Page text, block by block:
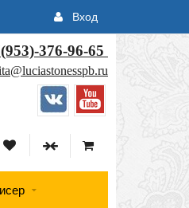
Вход
376-96-65